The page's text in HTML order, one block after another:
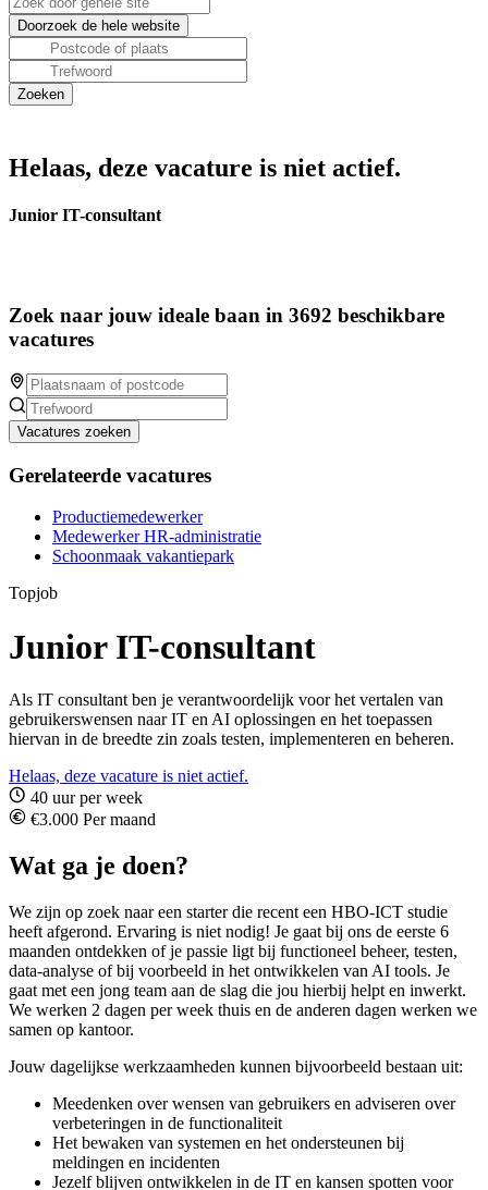
Helaas, deze vacature is niet actief.
Junior IT-consultant
Zoek naar jouw ideale baan in 3692 beschikbare
vacatures
Vacatures zoeken
Gerelateerde vacatures
Productiemedewerker
Medewerker HR-administratie
Schoonmaak vakantiepark
Topjob
Junior IT-consultant
Als IT consultant ben je verantwoordelijk voor het vertalen van
gebruikerswensen naar IT en AI oplossingen en het toepassen
hiervan in de breedte zin zoals testen, implementeren en beheren.
Helaas, deze vacature is niet actief.
40 uur per week
€3.000 Per maand
Wat ga je doen?
We zijn op zoek naar een starter die recent een HBO-ICT studie
heeft afgerond. Ervaring is niet nodig! Je gaat bij ons de eerste 6
maanden ontdekken of je passie ligt bij functioneel beheer, testen,
data-analyse of bij voorbeeld in het ontwikkelen van AI tools. Je
gaat met een jong team aan de slag die jou hierbij helpt en inwerkt.
We werken 2 dagen per week thuis en de anderen dagen werken we
samen op kantoor.
Jouw dagelijkse werkzaamheden kunnen bijvoorbeeld bestaan uit:
Meedenken over wensen van gebruikers en adviseren over
verbeteringen in de functionaliteit
Het bewaken van systemen en het ondersteunen bij
meldingen en incidenten
Jezelf blijven ontwikkelen in de IT en kansen spotten voor